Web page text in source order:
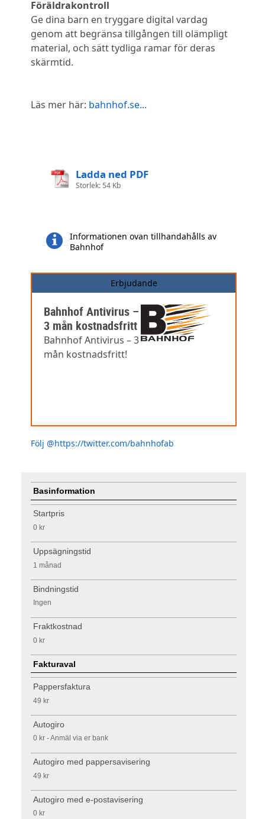
Föräldrakontroll
Ge dina barn en tryggare digital vardag
genom att begränsa tillgången till olämpligt
material, och sätt tydliga ramar för deras
skärmtid.
Läs mer här: bahnhof.se...
Ladda ned PDF
Storlek: 54 Kb
Informationen ovan tillhandahålls av
Bahnhof
Erbjudande
Bahnhof Antivirus –
3 mån kostnadsfritt
Bahnhof Antivirus – 3
mån kostnadsfritt!
Följ @https://twitter.com/bahnhofab
Basinformation
Startpris
0 kr
Uppsägningstid
1 månad
Bindningstid
Ingen
Fraktkostnad
0 kr
Fakturaval
Pappersfaktura
49 kr
Autogiro
0 kr - Anmäl via er bank
Autogiro med pappersavisering
49 kr
Autogiro med e-postavisering
0 kr